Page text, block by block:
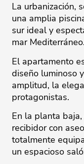
La urbanización,
una amplia
sur ideal y
mar Mediterráneo.
El apartamento
diseño luminoso
amplitud, la
protagonistas.
En la planta
recibidor con
totalmente
un espacioso